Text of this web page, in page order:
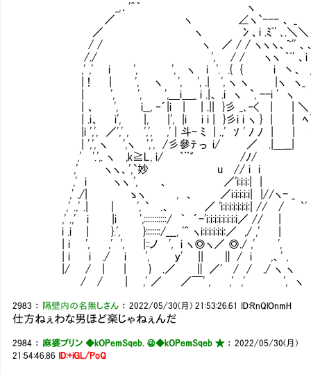
_,．'^｀ ヽ
／ ヽ ∠ヽ`--- 、 _
／ ヽ 冫、i .ﾐﾞ' ､.＼＼
/ / ヽ ／ / / ヽヽヽ、~'' 、、
/./ ', / / ヽヽ ｀ﾞ' 、i -
,' ,' i ', ', ヽ i '. .{ { i 丶、
| ! | ', ヽ ', ', .| ', ヽ ヽ |ヽ ヽ_
| ', ', ',＿i＿_ i .|、 .i ヽ `, --i ' ヽ `
| 、 ', i__, ‐´|i | | .|| }彡 _､‐< | |
| .i、 i', |, |', |i i i | }彡i i ヽ } | | ﾍ`～
|i ',', ／',' , ',', ,' | 斗- ﾐ | .,' ｿ ' ﾉ ﾉ | |
| ',', ヽ ',ヽ ',', /彡參ﾃ っ i/ ／ .|＿
,' '.',. ヽ ,k≧L, i/ ｀¨゛ /ﾉ/ ii
,' ヽヽ、',`妙 u // i i
,' i ヽヽ ', 、 ／'i:i:i:| | |
,' ./| ゝヽ , 、 ／i:i:i:i:i| |//ヽ-
,' .,' .| | ', ` .、 ／ 'i:i:i:i:i:i:i:| // / ｀'
,' .,' i |i ',:::::::::::/ ｀ ´-'i:i:i:i:i:i:i:i／ // | ｀
i .i | }.', }:::::::/___, '^ ヽi:i:i:i:i:i:／ ,/ ,'
| i ', ,' ', |::ノ ', i ヽ◎ヽ／ ◎./ ,'
| i i ./ i ', ｙ' || ∥ / i ,、'
|/ / | | } .／ ∥ ／' / / ./ ヽ
/ / | ,' ／ ／￣' , ,' ,' ', ヽ _,．
2983 ： 隔壁内の名無しさん ：2022/05/30(月) 21:53:26.61 ID:RnQlOnmH
仕方ねぇわな男ほど楽じゃねぇんだ
2984 ： 麻婆プリン ◆kOPemSqeb. ＠◆kOPemSqeb ★：2022/05/30(月)
21:54:46.86
ID:+iGL/PoQ